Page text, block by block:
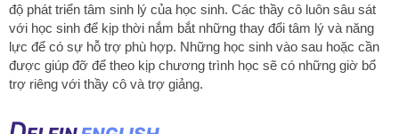
độ phát triển tâm sinh lý của học sinh. Các thầy cô luôn sâu sát
với học sinh để kịp thời nắm bắt những thay đổi tâm lý và năng
lực để có sự hỗ trợ phù hợp. Những học sinh vào sau hoặc cần
được giúp đỡ để theo kịp chương trình học sẽ có những giờ bổ
trợ riêng với thầy cô và trợ giảng.